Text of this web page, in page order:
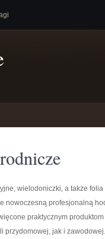
wielodoniczki, a także
nowoczesną profesjonalną
praktycznym
przydomowej, jak i